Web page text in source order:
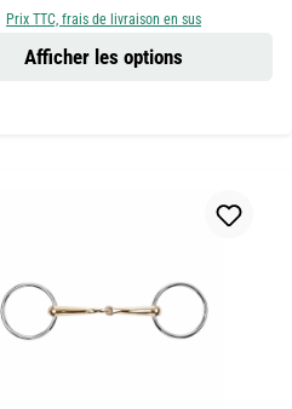
Prix TTC, frais de livraison en sus
Afficher les options